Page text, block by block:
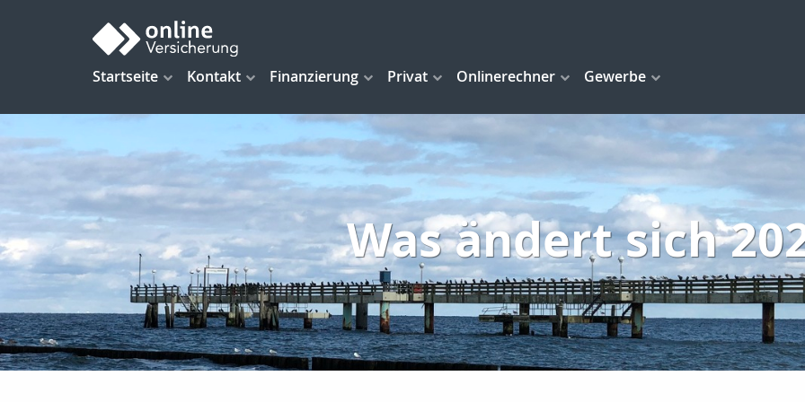
Startseite Kontakt Finanzierung Privat Onlinerechner Gewerbe
Was ändert sich